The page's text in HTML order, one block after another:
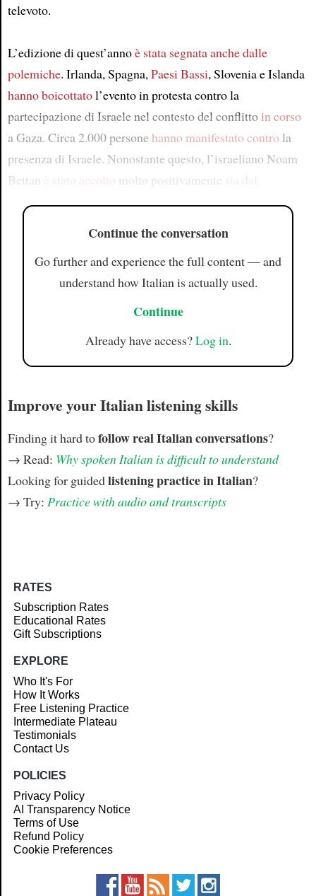
televoto.
L’edizione di quest’annoè stata segnata anche dalle
polemiche. Irlanda, Spagna, Paesi Bassi, Slovenia e Islanda
hanno boicottatol’evento in protesta contro la
partecipazione di Israele nel contesto del conflitto in corso
a Gaza. Circa 2.000 personehanno manifestato controla
presenza di Israele. Nonostante questo, l’israeliano Noam
Bettan è stato accolto molto positivamente sia dal
Continue the conversation
Go further and experience the full content — and
understand how Italian is actually used.
Continue
Already have access?Log in.
Improve your Italian listening skills
Finding it hard tofollow real Italian conversations?
→ Read: Why spoken Italian is difficult to understand
Looking for guidedlistening practice in Italian?
→ Try: Practice with audio and transcripts
RATES
Subscription Rates
Educational Rates
Gift Subscriptions
EXPLORE
Who It's For
How It Works
Free Listening Practice
Intermediate Plateau
Testimonials
Contact Us
POLICIES
Privacy Policy
AI Transparency Notice
Terms of Use
Refund Policy
Cookie Preferences